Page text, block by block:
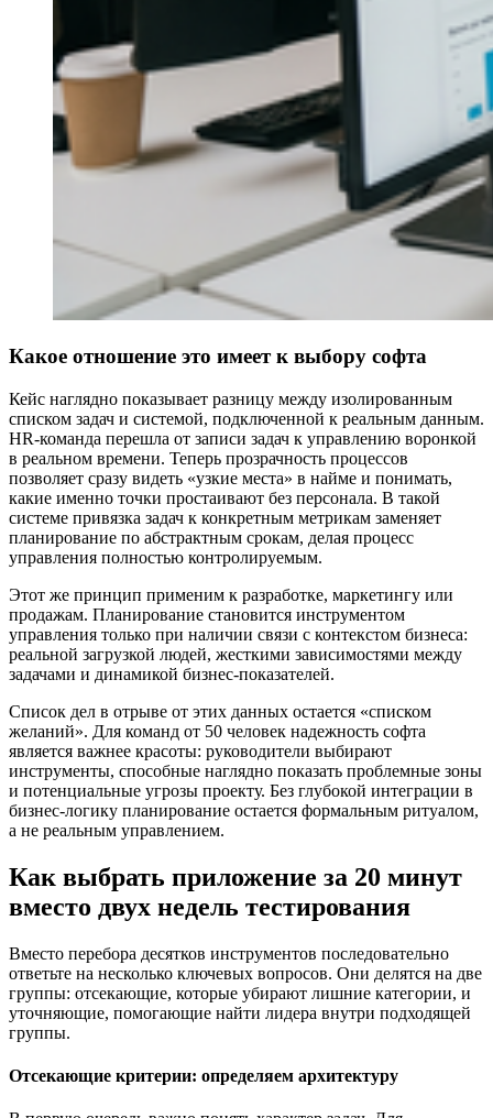
Какое отношение это имеет к выбору софта
Кейс наглядно показывает разницу между изолированным
списком задач и системой, подключенной к реальным данным.
HR-команда перешла от записи задач к управлению воронкой
в реальном времени. Теперь прозрачность процессов
позволяет сразу видеть «узкие места» в найме и понимать,
какие именно точки простаивают без персонала. В такой
системе привязка задач к конкретным метрикам заменяет
планирование по абстрактным срокам, делая процесс
управления полностью контролируемым.
Этот же принцип применим к разработке, маркетингу или
продажам. Планирование становится инструментом
управления только при наличии связи с контекстом бизнеса:
реальной загрузкой людей, жесткими зависимостями между
задачами и динамикой бизнес-показателей.
Список дел в отрыве от этих данных остается «списком
желаний». Для команд от 50 человек надежность софта
является важнее красоты: руководители выбирают
инструменты, способные наглядно показать проблемные зоны
и потенциальные угрозы проекту. Без глубокой интеграции в
бизнес-логику планирование остается формальным ритуалом,
а не реальным управлением.
Как выбрать приложение за 20 минут
вместо двух недель тестирования
Вместо перебора десятков инструментов последовательно
ответьте на несколько ключевых вопросов. Они делятся на две
группы: отсекающие, которые убирают лишние категории, и
уточняющие, помогающие найти лидера внутри подходящей
группы.
Отсекающие критерии: определяем архитектуру